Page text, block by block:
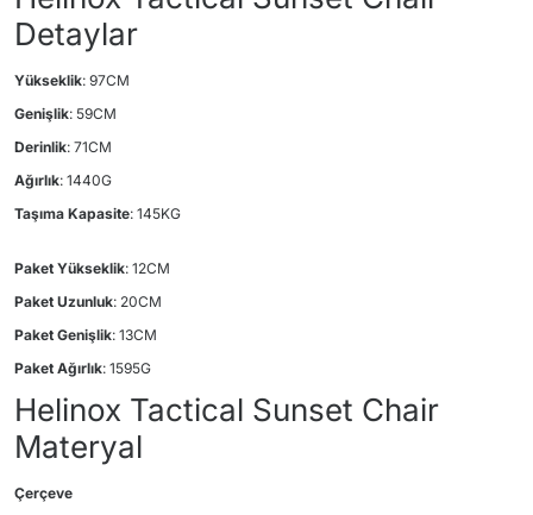
Detaylar
Yükseklik: 97CM
Genişlik: 59CM
Derinlik: 71CM
Ağırlık: 1440G
Taşıma Kapasite: 145KG
Paket Yükseklik: 12CM
Paket Uzunluk: 20CM
Paket Genişlik: 13CM
Paket Ağırlık: 1595G
Helinox Tactical Sunset Chair
Materyal
Çerçeve